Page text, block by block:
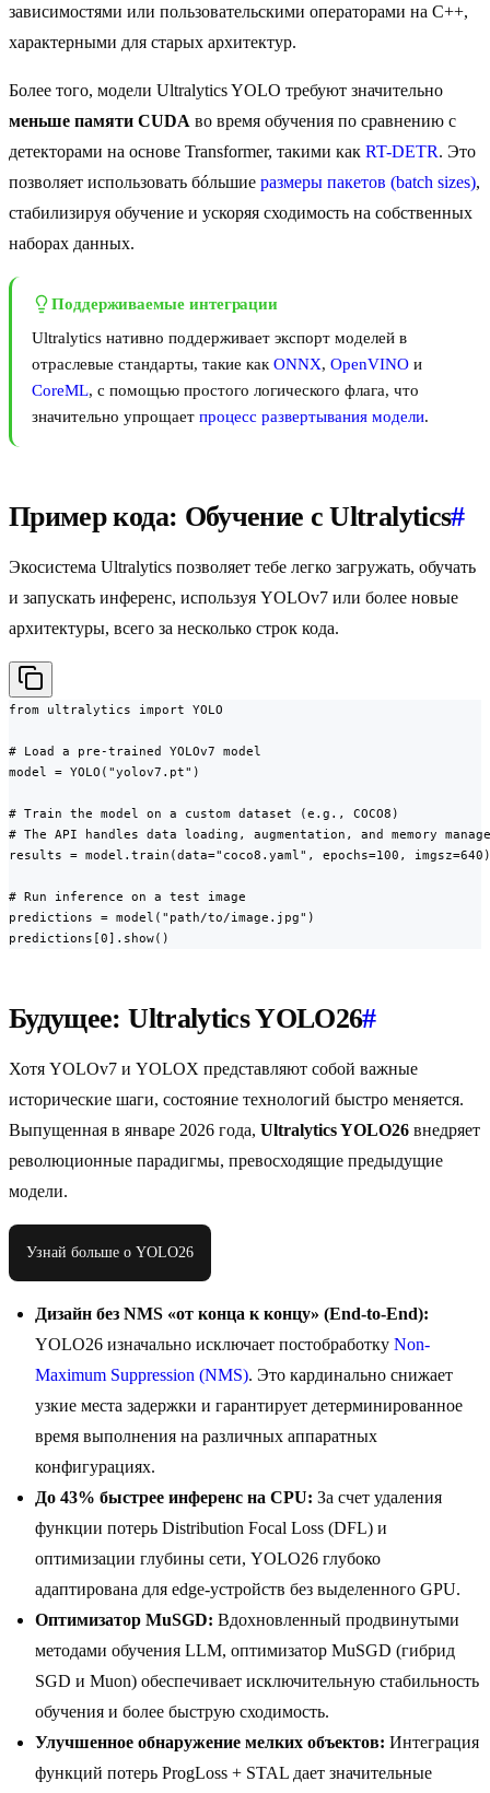
зависимостями или пользовательскими операторами на C++,
характерными для старых архитектур.
Более того, модели Ultralytics YOLO требуют значительно
меньше памяти CUDA во время обучения по сравнению с
детекторами на основе Transformer, такими как RT-DETR. Это
позволяет использовать бóльшие размеры пакетов (batch sizes),
стабилизируя обучение и ускоряя сходимость на собственных
наборах данных.
Поддерживаемые интеграции
Ultralytics нативно поддерживает экспорт моделей в
отраслевые стандарты, такие как ONNX, OpenVINO и
CoreML, с помощью простого логического флага, что
значительно упрощает процесс развертывания модели.
Пример кода: Обучение с Ultralytics#
Экосистема Ultralytics позволяет тебе легко загружать, обучать
и запускать инференс, используя YOLOv7 или более новые
архитектуры, всего за несколько строк кода.
from ultralytics import YOLO
# Load a pre-trained YOLOv7 model
model = YOLO("yolov7.pt")
# Train the model on a custom dataset (e.g., COCO8)
# The API handles data loading, augmentation, and memory
results = model.train(data="coco8.yaml", epochs=100, imgsz=640)
# Run inference on a test image
predictions = model("path/to/image.jpg")
predictions[0].show()
Будущее: Ultralytics YOLO26#
Хотя YOLOv7 и YOLOX представляют собой важные
исторические шаги, состояние технологий быстро меняется.
Выпущенная в январе 2026 года, Ultralytics YOLO26 внедряет
революционные парадигмы, превосходящие предыдущие
модели.
Узнай больше о YOLO26
Дизайн без NMS «от конца к концу» (End-to-End):
YOLO26 изначально исключает постобработку Non-
Maximum Suppression (NMS). Это кардинально снижает
узкие места задержки и гарантирует детерминированное
время выполнения на различных аппаратных
конфигурациях.
До 43% быстрее инференс на CPU: За счет удаления
функции потерь Distribution Focal Loss (DFL) и
оптимизации глубины сети, YOLO26 глубоко
адаптирована для edge-устройств без выделенного GPU.
Оптимизатор MuSGD: Вдохновленный продвинутыми
методами обучения LLM, оптимизатор MuSGD (гибрид
SGD и Muon) обеспечивает исключительную стабильность
обучения и более быструю сходимость.
Улучшенное обнаружение мелких объектов: Интеграция
функций потерь ProgLoss + STAL дает значительные